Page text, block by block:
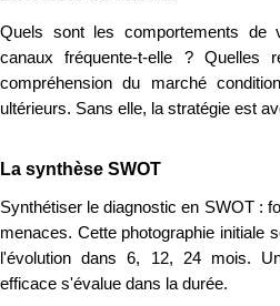
Quels sont les comportements de
canaux fréquente-t-elle ? Quelles
compréhension du marché
ultérieurs. Sans elle, la stratégie est
La synthèse SWOT
Synthétiser le diagnostic en SWOT :
menaces. Cette photographie initiale
l'évolution dans 6, 12, 24 mois.
efficace s'évalue dans la durée.